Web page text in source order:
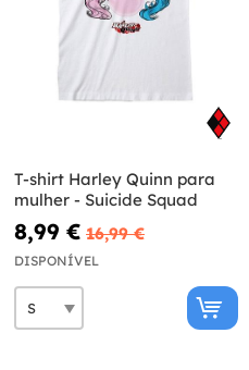
T-shirt Harley Quinn para
mulher - Suicide Squad
8,99 € 16,99 €
DISPONÍVEL